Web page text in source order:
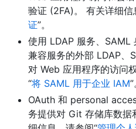
验证 (2FA)。 有关详细信
证”。
使用 LDAP 服务、SAML
兼容服务的外部 LDAP、
对 Web 应用程序的访问
“将 SAML 用于企业 IAM”
OAuth 和 personal
务提供对 Git 存储库数据